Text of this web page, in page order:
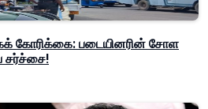
கோரிக்கை: படையினரின் சோள
சர்ச்சை!